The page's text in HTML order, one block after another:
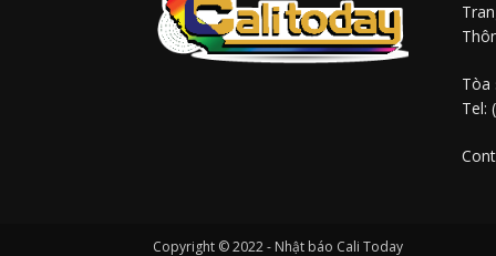
Tòa
Copyright © 2022 - Nhật báo Cali Today